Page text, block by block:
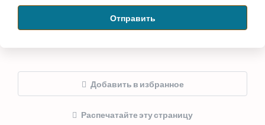
Отправить
Добавить в избранное
Распечатайте эту страницу